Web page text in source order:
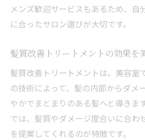
美容室のトリートメント
説
較
美容室選びで知っておき
予算を抑えた美容室トリ
美容室でトリートメント
持続力と仕上がりで選ぶトリー
メンズ歓迎サービスもあるため、自
に合ったサロン選びが大切です。
髪質改善トリートメントの効果を
髪質改善トリートメントは、美容室
の技術によって、髪の内部からダメ
やかでまとまりのある髪へと導きま
では、髪質やダメージ度合いに合わ
を提案してくれるのが特徴です。